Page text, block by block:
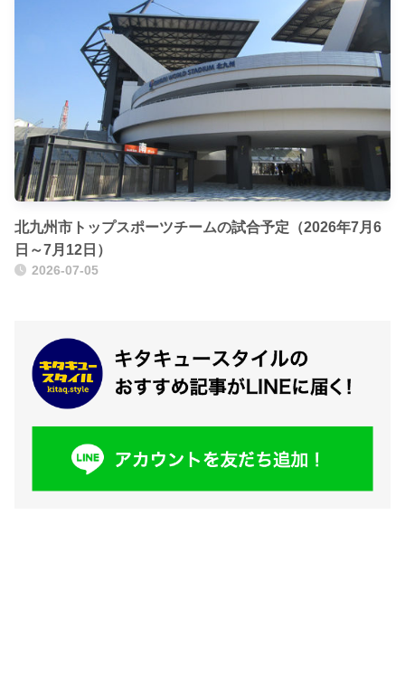
北九州市トップスポーツチームの試合予定（2026年7月6
日～7月12日）
2026-07-05